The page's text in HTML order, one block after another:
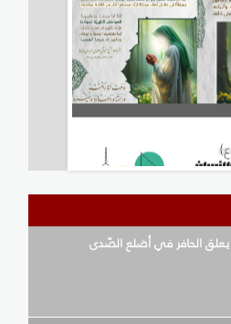
يعلق الحافر في أضلع الصّدى